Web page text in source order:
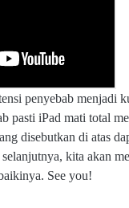
penyebab menjadi
pasti iPad mati total
disebutkan di atas
kita akan
See you!